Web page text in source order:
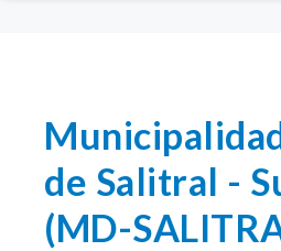
de Salitral -
(MD-